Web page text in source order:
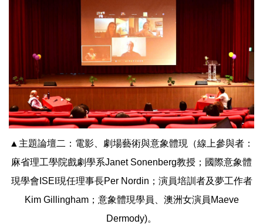
▲主題論壇二：電影、劇場藝術與意象體現（線上參與者：
麻省理工學院戲劇學系Janet Sonenberg教授；國際意象體
現學會ISEI現任理事長Per Nordin；演員培訓者及夢工作者
Kim Gillingham；意象體現學員、澳洲女演員Maeve
Dermody)。